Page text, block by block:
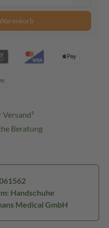
Beratung
Handschuhe
Medical GmbH